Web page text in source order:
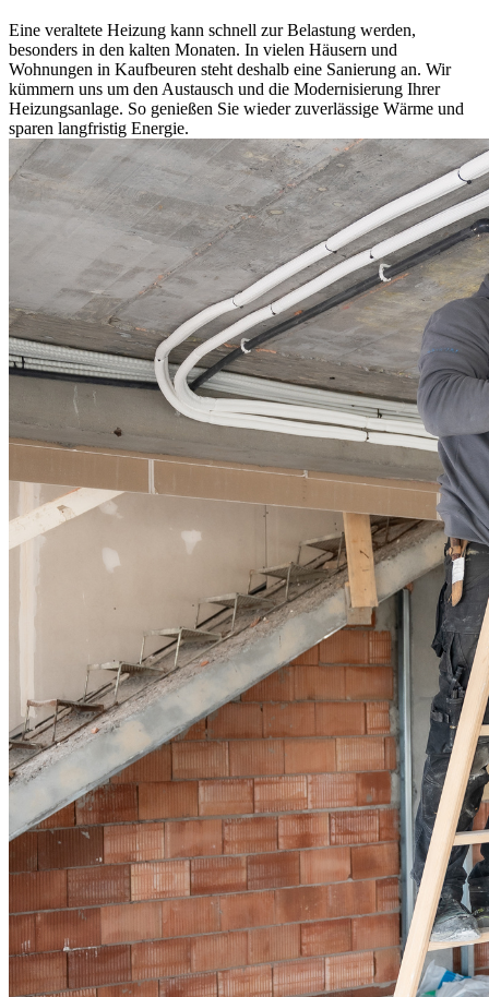
Eine veraltete Heizung kann schnell zur Belastung werden,
besonders in den kalten Monaten. In vielen Häusern und
Wohnungen in Kaufbeuren steht deshalb eine Sanierung an. Wir
kümmern uns um den Austausch und die Modernisierung Ihrer
Heizungsanlage. So genießen Sie wieder zuverlässige Wärme und
sparen langfristig Energie.